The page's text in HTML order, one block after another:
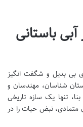
باستانی
بی بدیل و شگفت انگیز
شناسان، مهندسان و
تنها یک سازه تاریخی
نبض حیات را در